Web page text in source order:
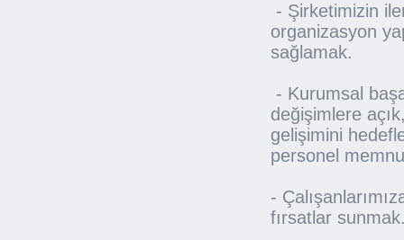
- Şirketimizin
organizasyon
sağlamak.
- Kurumsal
değişimlere
gelişimini
personel
-
fırsatlar